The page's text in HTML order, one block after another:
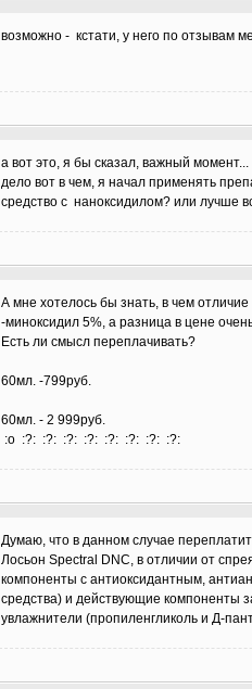
возможно - кстати, у него по отзывам
а вот это, я бы сказал, важный
дело вот в чем, я начал применять
средство с наноксидилом? или лучше
А мне хотелось бы знать, в чем
-миноксидил 5%, а разница в цене
Есть ли смысл переплачивать?
60мл. -799руб.
60мл. - 2 999руб.
:o :?: :?: :?: :?: :?: :?: :?: :?:
Думаю, что в данном случае
Лосьон Spectral DNC, в отличии от
компоненты с антиоксидантным,
средства) и действующие компоненты
увлажнители (пропиленгликоль и Д-